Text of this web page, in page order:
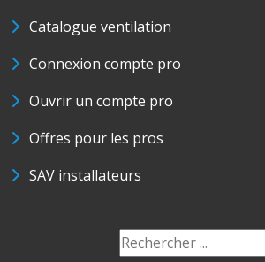
Catalogue ventilation
Connexion compte pro
Ouvrir un compte pro
Offres pour les pros
SAV installateurs